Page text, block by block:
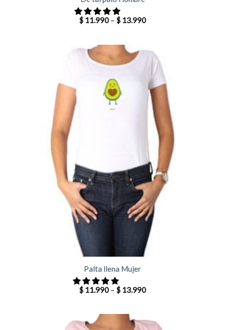
$ 11.990 – $ 13.990
Palta llena Mujer
$ 11.990 – $ 13.990